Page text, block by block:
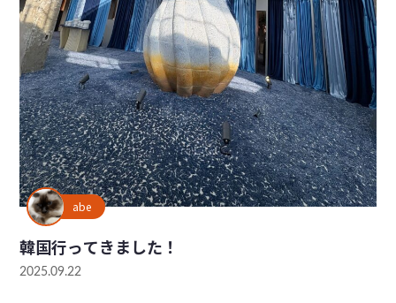
abe
韓国行ってきました！
2025.09.22